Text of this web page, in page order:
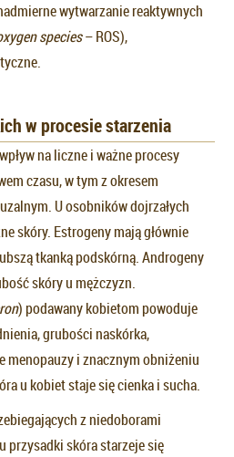
wytwarzanie reaktywnych
species– ROS),
w procesie starzenia
na liczne i ważne procesy
czasu, w tym z okresem
U osobników dojrzałych
skóry. Estrogeny mają głównie
tkanką podskórną. Androgeny
skóry u mężczyzn.
) podawany kobietom powoduje
grubości naskórka,
menopauzy i znacznym obniżeniu
u kobiet staje się cienka i sucha.
z niedoborami
przysadki skóra starzeje się